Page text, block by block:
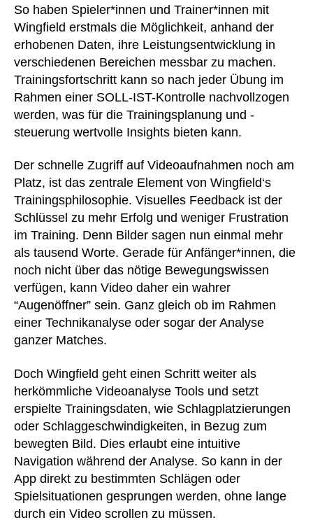
So haben Spieler*innen und Trainer*innen mit
Wingfield erstmals die Möglichkeit, anhand der
erhobenen Daten, ihre Leistungsentwicklung in
verschiedenen Bereichen messbar zu machen.
Trainingsfortschritt kann so nach jeder Übung im
Rahmen einer SOLL-IST-Kontrolle nachvollzogen
werden, was für die Trainingsplanung und -
steuerung wertvolle Insights bieten kann.
Der schnelle Zugriff auf Videoaufnahmen noch am
Platz, ist das zentrale Element von Wingfield‘s
Trainingsphilosophie. Visuelles Feedback ist der
Schlüssel zu mehr Erfolg und weniger Frustration
im Training. Denn Bilder sagen nun einmal mehr
als tausend Worte. Gerade für Anfänger*innen, die
noch nicht über das nötige Bewegungswissen
verfügen, kann Video daher ein wahrer
“Augenöffner” sein. Ganz gleich ob im Rahmen
einer Technikanalyse oder sogar der Analyse
ganzer Matches.
Doch Wingfield geht einen Schritt weiter als
herkömmliche Videoanalyse Tools und setzt
erspielte Trainingsdaten, wie Schlagplatzierungen
oder Schlaggeschwindigkeiten, in Bezug zum
bewegten Bild. Dies erlaubt eine intuitive
Navigation während der Analyse. So kann in der
App direkt zu bestimmten Schlägen oder
Spielsituationen gesprungen werden, ohne lange
durch ein Video scrollen zu müssen.